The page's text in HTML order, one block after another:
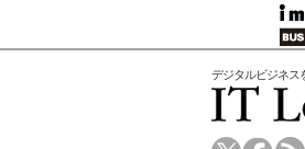
デジタルビジネス